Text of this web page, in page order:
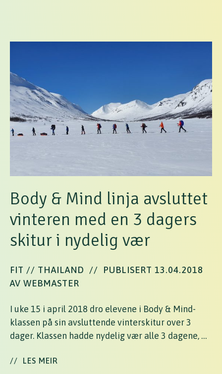
Body & Mind linja avsluttet
vinteren med en 3 dagers
skitur i nydelig vær
FIT // THAILAND //
PUBLISERT 13.04.2018
AV WEBMASTER
I uke 15 i april 2018 dro elevene i Body & Mind-
klassen på sin avsluttende vinterskitur over 3
dager. Klassen hadde nydelig vær alle 3 dagene, …
// LES MEIR